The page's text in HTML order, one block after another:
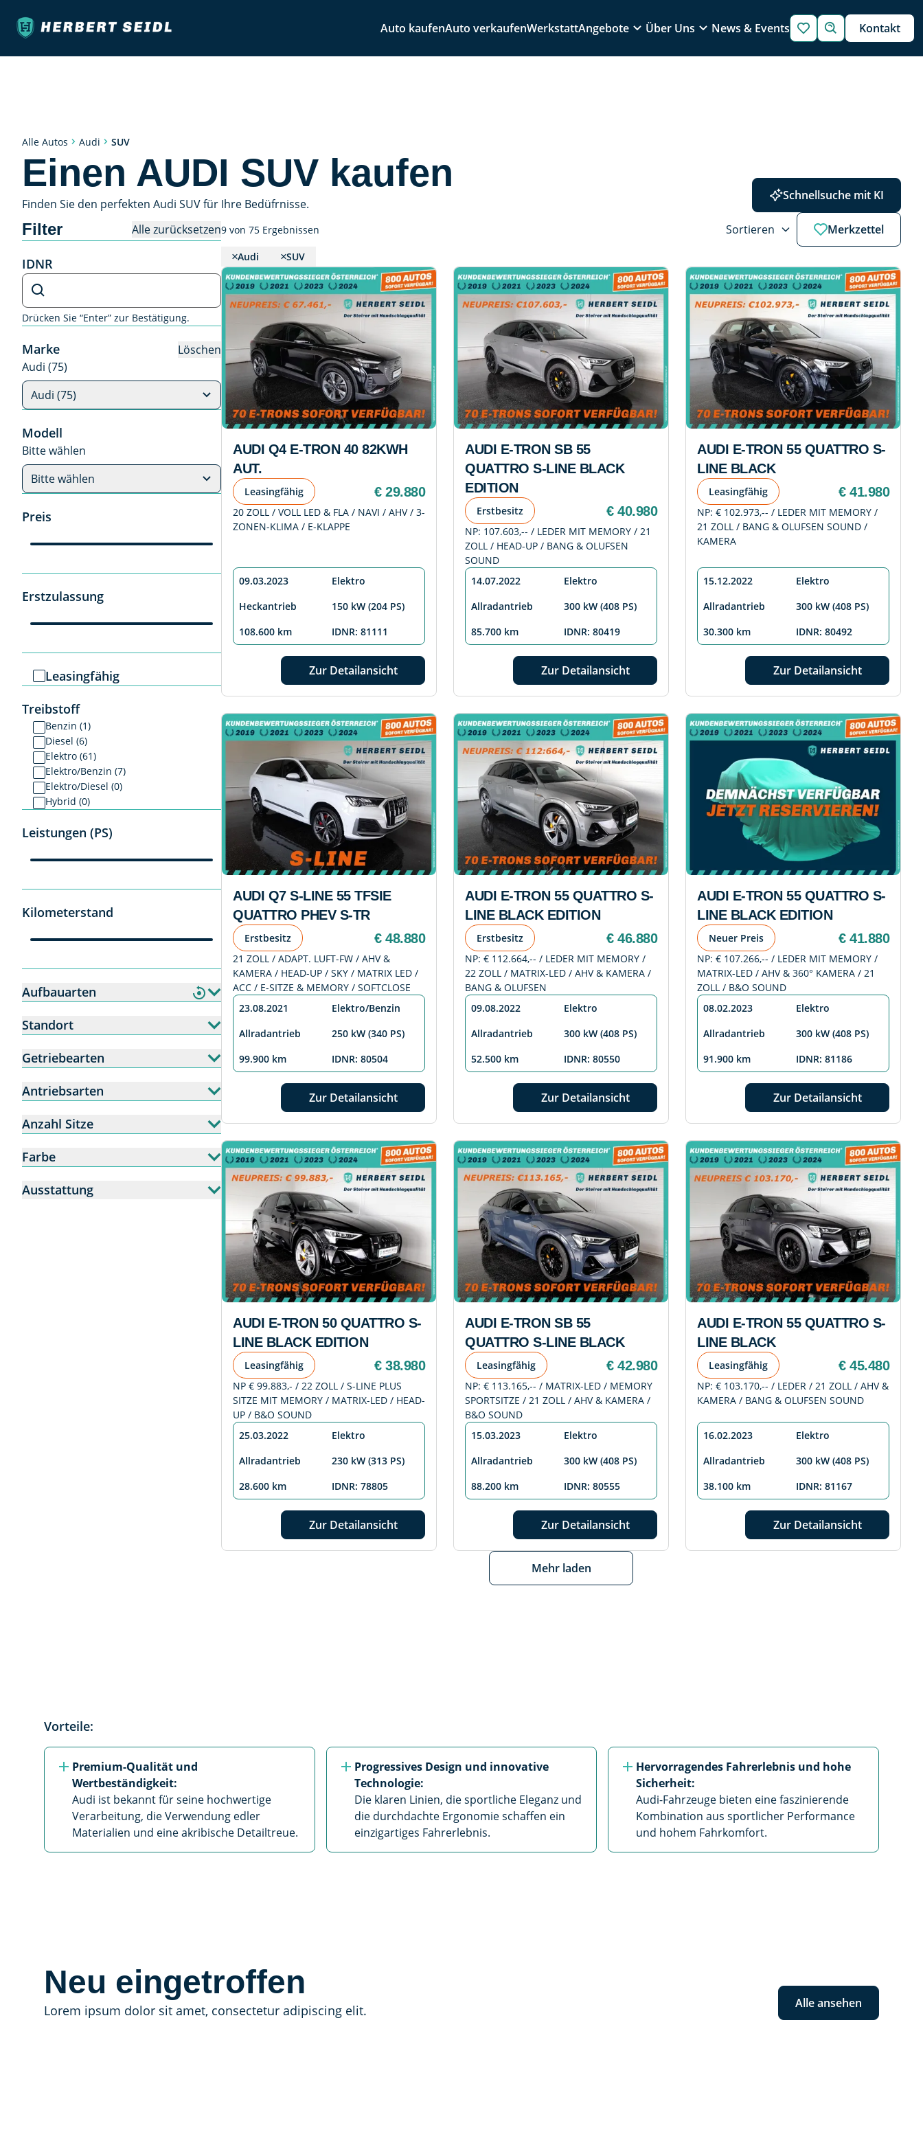
Auto kaufenAuto verkaufenWerkstattAngebote Über Uns News & Events Kontakt
Alle Autos Audi SUV
Einen AUDI SUV kaufen
Finden Sie den perfekten Audi SUV für Ihre Bedüfrnisse.
Schnellsuche mit KI
Filter Alle zurücksetzen
IDNR
IDNR
Drücken Sie “Enter” zur Bestätigung.
Marke
Löschen
Audi (75)
Audi (75)
Modell
Bitte wählen
Bitte wählen
Preis
Erstzulassung
Leasingfähig
Treibstoff
Benzin (1)
Diesel (6)
Elektro (61)
Elektro/Benzin (7)
Elektro/Diesel (0)
Hybrid (0)
Leistungen (PS)
Kilometerstand
Aufbauarten
Standort
Getriebearten
Antriebsarten
Anzahl Sitze
Farbe
Ausstattung
Merkzettel
9 von 75 Ergebnissen Sortieren
Audi SUV
AUDI Q4 E-TRON 40 82KWH
AUT.
Leasingfähig € 29.880
20 ZOLL / VOLL LED & FLA / NAVI / AHV / 3-
ZONEN-KLIMA / E-KLAPPE
09.03.2023
Elektro
Heckantrieb
150 kW (204 PS)
108.600 km
IDNR: 81111
Zur Detailansicht
AUDI E-TRON SB 55
QUATTRO S-LINE BLACK
EDITION
Erstbesitz € 40.980
NP: 107.603,-- / LEDER MIT MEMORY / 21
ZOLL / HEAD-UP / BANG & OLUFSEN
SOUND
14.07.2022
Elektro
Allradantrieb
300 kW (408 PS)
85.700 km
IDNR: 80419
Zur Detailansicht
AUDI E-TRON 55 QUATTRO S-
LINE BLACK
Leasingfähig € 41.980
NP: € 102.973,-- / LEDER MIT MEMORY /
21 ZOLL / BANG & OLUFSEN SOUND /
KAMERA
15.12.2022
Elektro
Allradantrieb
300 kW (408 PS)
30.300 km
IDNR: 80492
Zur Detailansicht
AUDI Q7 S-LINE 55 TFSIE
QUATTRO PHEV S-TR
Erstbesitz € 48.880
21 ZOLL / ADAPT. LUFT-FW / AHV &
KAMERA / HEAD-UP / SKY / MATRIX LED /
ACC / E-SITZE & MEMORY / SOFTCLOSE
23.08.2021
Elektro/Benzin
Allradantrieb
250 kW (340 PS)
99.900 km
IDNR: 80504
Zur Detailansicht
AUDI E-TRON 55 QUATTRO S-
LINE BLACK EDITION
Erstbesitz € 46.880
NP: € 112.664,-- / LEDER MIT MEMORY /
22 ZOLL / MATRIX-LED / AHV & KAMERA /
BANG & OLUFSEN
09.08.2022
Elektro
Allradantrieb
300 kW (408 PS)
52.500 km
IDNR: 80550
Zur Detailansicht
AUDI E-TRON 55 QUATTRO S-
LINE BLACK EDITION
Neuer Preis € 41.880
NP: € 107.266,-- / LEDER MIT MEMORY /
MATRIX-LED / AHV & 360° KAMERA / 21
ZOLL / B&O SOUND
08.02.2023
Elektro
Allradantrieb
300 kW (408 PS)
91.900 km
IDNR: 81186
Zur Detailansicht
AUDI E-TRON 50 QUATTRO S-
LINE BLACK EDITION
Leasingfähig € 38.980
NP € 99.883,- / 22 ZOLL / S-LINE PLUS
SITZE MIT MEMORY / MATRIX-LED / HEAD-
UP / B&O SOUND
25.03.2022
Elektro
Allradantrieb
230 kW (313 PS)
28.600 km
IDNR: 78805
Zur Detailansicht
AUDI E-TRON SB 55
QUATTRO S-LINE BLACK
Leasingfähig € 42.980
NP: € 113.165,-- / MATRIX-LED / MEMORY
SPORTSITZE / 21 ZOLL / AHV & KAMERA /
B&O SOUND
15.03.2023
Elektro
Allradantrieb
300 kW (408 PS)
88.200 km
IDNR: 80555
Zur Detailansicht
AUDI E-TRON 55 QUATTRO S-
LINE BLACK
Leasingfähig € 45.480
NP: € 103.170,-- / LEDER / 21 ZOLL / AHV &
KAMERA / BANG & OLUFSEN SOUND
16.02.2023
Elektro
Allradantrieb
300 kW (408 PS)
38.100 km
IDNR: 81167
Zur Detailansicht
Mehr laden
Vorteile:
Premium-Qualität und
Wertbeständigkeit:
Audi ist bekannt für seine hochwertige
Verarbeitung, die Verwendung edler
Materialien und eine akribische Detailtreue.
Progressives Design und innovative
Technologie:
Die klaren Linien, die sportliche Eleganz und
die durchdachte Ergonomie schaffen ein
einzigartiges Fahrerlebnis.
Hervorragendes Fahrerlebnis und hohe
Sicherheit:
Audi-Fahrzeuge bieten eine faszinierende
Kombination aus sportlicher Performance
und hohem Fahrkomfort.
Neu eingetroffen
Lorem ipsum dolor sit amet, consectetur adipiscing elit. Alle ansehen